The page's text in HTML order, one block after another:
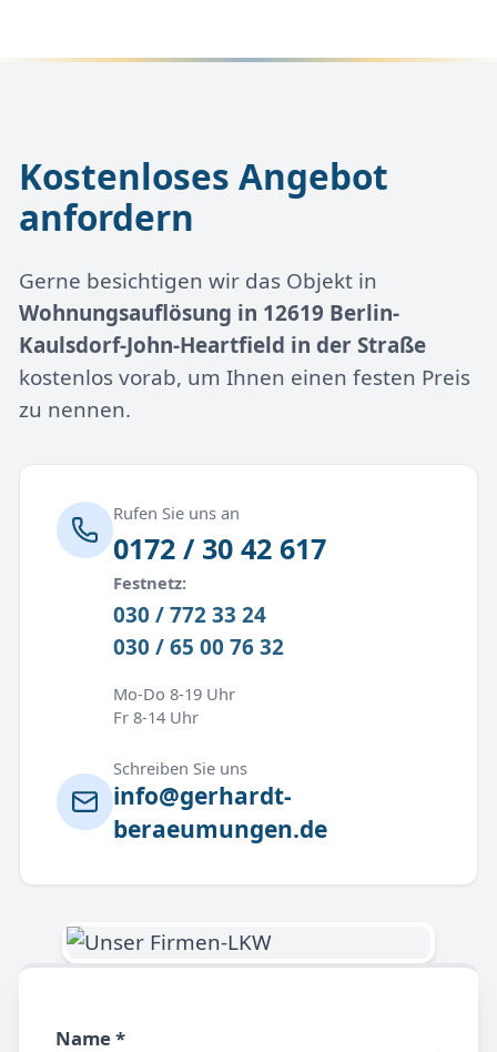
Kostenloses Angebot
anfordern
Gerne besichtigen wir das Objekt in
Wohnungsauflösung in 12619 Berlin-
Kaulsdorf-John-Heartfield in der Straße
kostenlos vorab, um Ihnen einen festen Preis
zu nennen.
Rufen Sie uns an
0172 / 30 42 617
Festnetz:
030 / 772 33 24
030 / 65 00 76 32
Mo-Do 8-19 Uhr
Fr 8-14 Uhr
Schreiben Sie uns
info@gerhardt-
beraeumungen.de
Name *